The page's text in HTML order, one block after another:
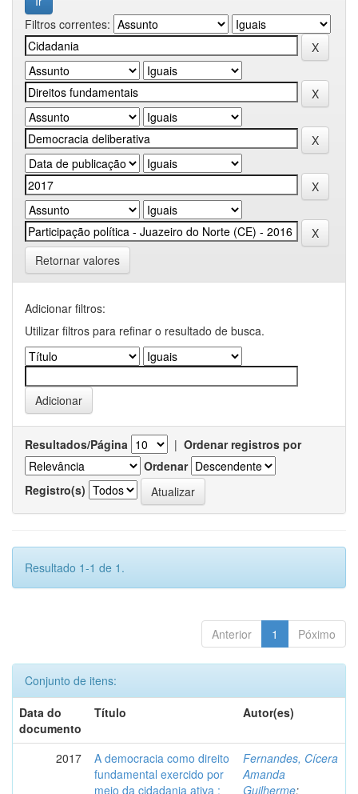
Filtros correntes:
Retornar valores
Adicionar filtros:
Utilizar filtros para refinar o resultado de busca.
Resultados/Página | Ordenar registros por
Ordenar
Registro(s)
Resultado 1-1 de 1.
Anterior 1 Póximo
Conjunto de itens:
Data do
documento
Título Autor(es)
2017
A democracia como direito
fundamental exercido por
meio da cidadania ativa :
Fernandes, Cícera
Amanda
Guilherme;